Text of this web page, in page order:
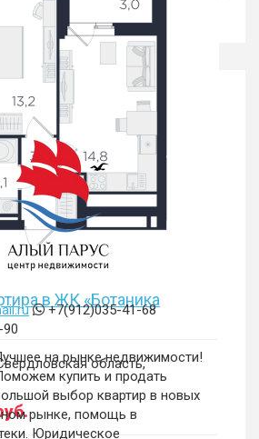
в ЖК «Ботаника
область,
+7(912)035-41-68
на рынке недвижимости!
купить и продать
выбор квартир в новых
рынке, помощь в
Юридическое